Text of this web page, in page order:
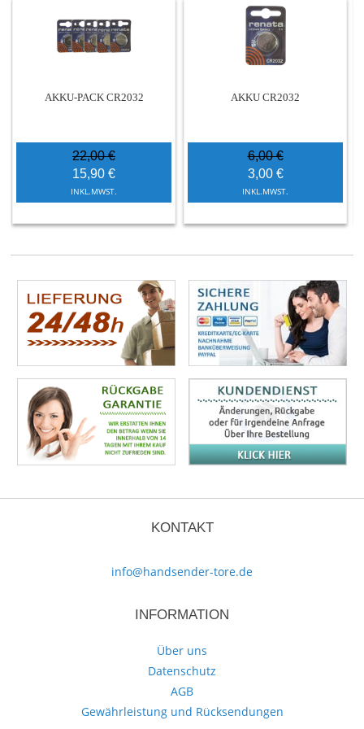
AKKU-PACK CR2032
22,00 €
15,90 €
INKL.MWST.
AKKU CR2032
6,00 €
3,00 €
INKL.MWST.
KONTAKT
info@handsender-tore.de
INFORMATION
Über uns
Datenschutz
AGB
Gewährleistung und Rücksendungen